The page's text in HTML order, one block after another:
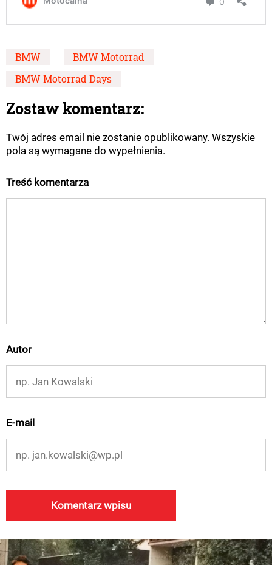
BMW
BMW Motorrad
BMW Motorrad Days
Zostaw komentarz:
Twój adres email nie zostanie opublikowany. Wszyskie
pola są wymagane do wypełnienia.
Treść komentarza
Autor
E-mail